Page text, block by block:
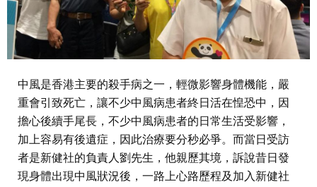
中風是香港主要的殺手病之一，輕微影響身體機能，嚴
重會引致死亡，讓不少中風病患者終日活在惶恐中，因
擔心後續手尾長，不少中風病患者的日常生活受影響，
加上容易有後遺症，因此治療要分秒必爭。而當日受訪
者是新健社的負責人劉先生，他親歷其境，訴說昔日發
現身體出現中風狀況後，一路上心路歷程及加入新健社